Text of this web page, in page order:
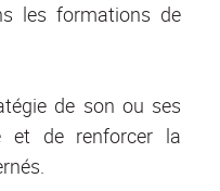
les formations de
de son ou ses
et de renforcer la